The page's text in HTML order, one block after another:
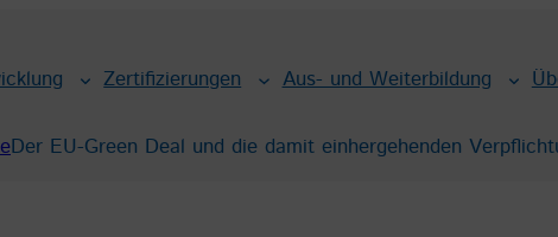
Zertifizierungen Aus- und Weiterbildung
Der EU-Green Deal und die damit einhergehenden